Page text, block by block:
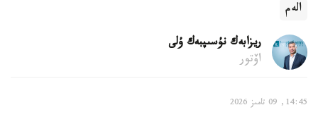
الەم
ريزابەك نۇسىپبەك ۇلى
اۆتور
14:45, 09 تامىز 2026